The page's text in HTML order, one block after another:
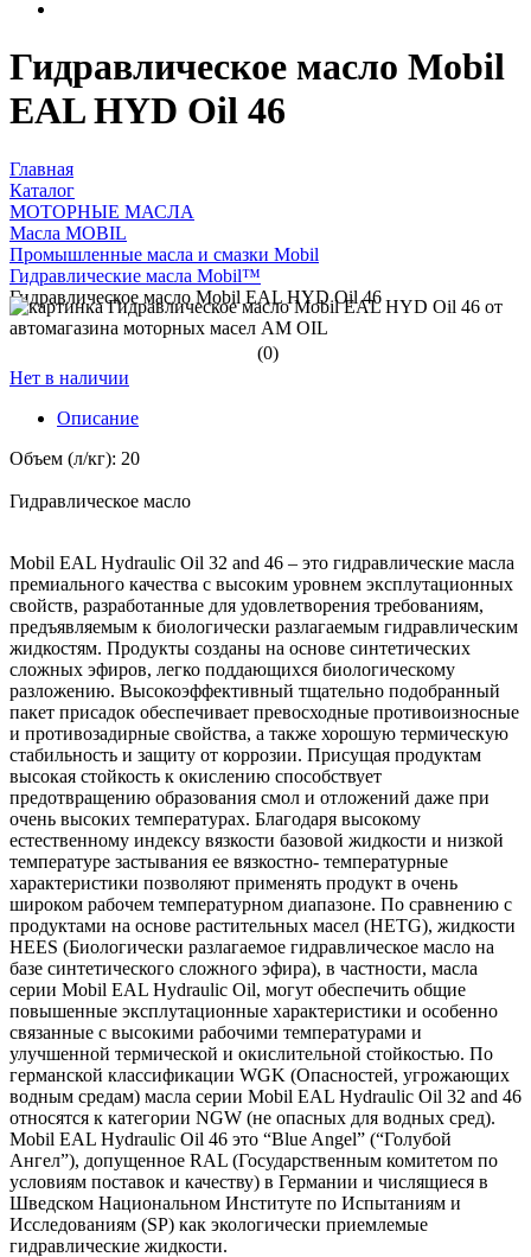
Гидравлическое масло Mobil
EAL HYD Oil 46
Главная
Каталог
МОТОРНЫЕ МАСЛА
Масла MOBIL
Промышленные масла и смазки Mobil
Гидравлические масла Mobil™
Гидравлическое масло Mobil EAL HYD Oil 46
(0)
Нет в наличии
Описание
Объем (л/кг): 20
Гидравлическое масло
Mobil EAL Hydraulic Oil 32 and 46 – это гидравлические масла
премиального качества с высоким уровнем эксплутационных
свойств, разработанные для удовлетворения требованиям,
предъявляемым к биологически разлагаемым гидравлическим
жидкостям. Продукты созданы на основе синтетических
сложных эфиров, легко поддающихся биологическому
разложению. Высокоэффективный тщательно подобранный
пакет присадок обеспечивает превосходные противоизносные
и противозадирные свойства, а также хорошую термическую
стабильность и защиту от коррозии. Присущая продуктам
высокая стойкость к окислению способствует
предотвращению образования смол и отложений даже при
очень высоких температурах. Благодаря высокому
естественному индексу вязкости базовой жидкости и низкой
температуре застывания ее вязкостно- температурные
характеристики позволяют применять продукт в очень
широком рабочем температурном диапазоне. По сравнению с
продуктами на основе растительных масел (HETG), жидкости
HEES (Биологически разлагаемое гидравлическое масло на
базе синтетического сложного эфира), в частности, масла
серии Mobil EAL Hydraulic Oil, могут обеспечить общие
повышенные эксплутационные характеристики и особенно
связанные с высокими рабочими температурами и
улучшенной термической и окислительной стойкостью. По
германской классификации WGK (Опасностей, угрожающих
водным средам) масла серии Mobil EAL Hydraulic Oil 32 and 46
относятся к категории NGW (не опасных для водных сред).
Mobil EAL Hydraulic Oil 46 это “Blue Angel” (“Голубой
Ангел”), допущенное RAL (Государственным комитетом по
условиям поставок и качеству) в Германии и числящиеся в
Шведском Национальном Институте по Испытаниям и
Исследованиям (SP) как экологически приемлемые
гидравлические жидкости.